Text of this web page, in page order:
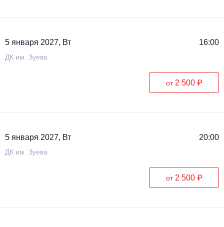
5 января 2027, Вт 16:00
ДК им. Зуева
от 2 500 ₽
5 января 2027, Вт 20:00
ДК им. Зуева
от 2 500 ₽